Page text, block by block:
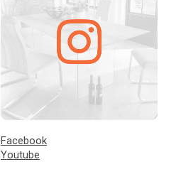
Facebook
Youtube